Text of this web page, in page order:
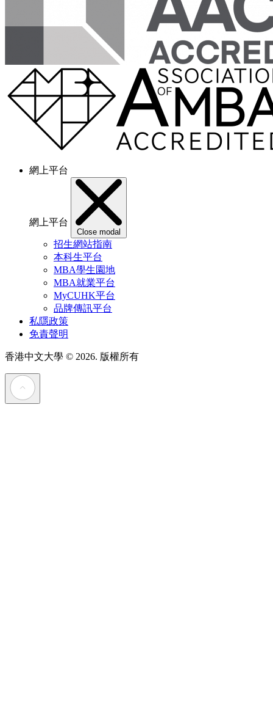
網上平台
網上平台
Close modal
招生網站指南
本科生平台
MBA學生園地
MBA就業平台
MyCUHK平台
品牌傳訊平台
私隱政策
免責聲明
香港中文大學 © 2026. 版權所有